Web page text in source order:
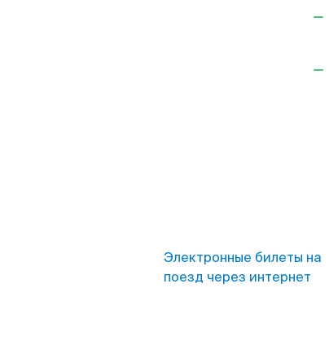
Электронные билеты на
поезд через интернет